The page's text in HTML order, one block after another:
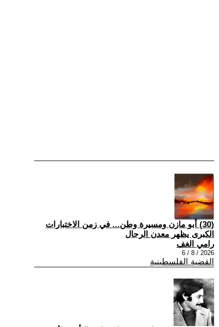
(30) أبو مازن ومسيرة وطن... في زمن الاختبارات
الكبرى يظهر معدن الرجال
رامي الغف
2026 / 8 / 6
القضية الفلسطينية